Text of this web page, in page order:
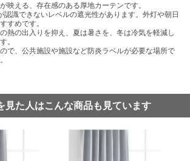
映える、存在感のある厚地カーテンです。
認識できないレベルの遮光性があります。外灯や朝日
すめです。
熱の出入りを抑え、夏は暑さを、冬は冷気を軽減し
。
で、公共施設や施設など防炎ラベルが必要な場所で
見た人はこんな商品も見ています